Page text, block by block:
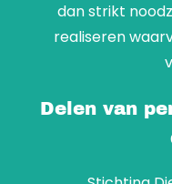
dan strikt
realiseren
Delen van